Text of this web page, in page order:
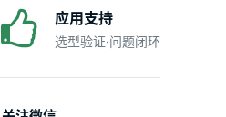
应用支持
选型验证·问题闭环